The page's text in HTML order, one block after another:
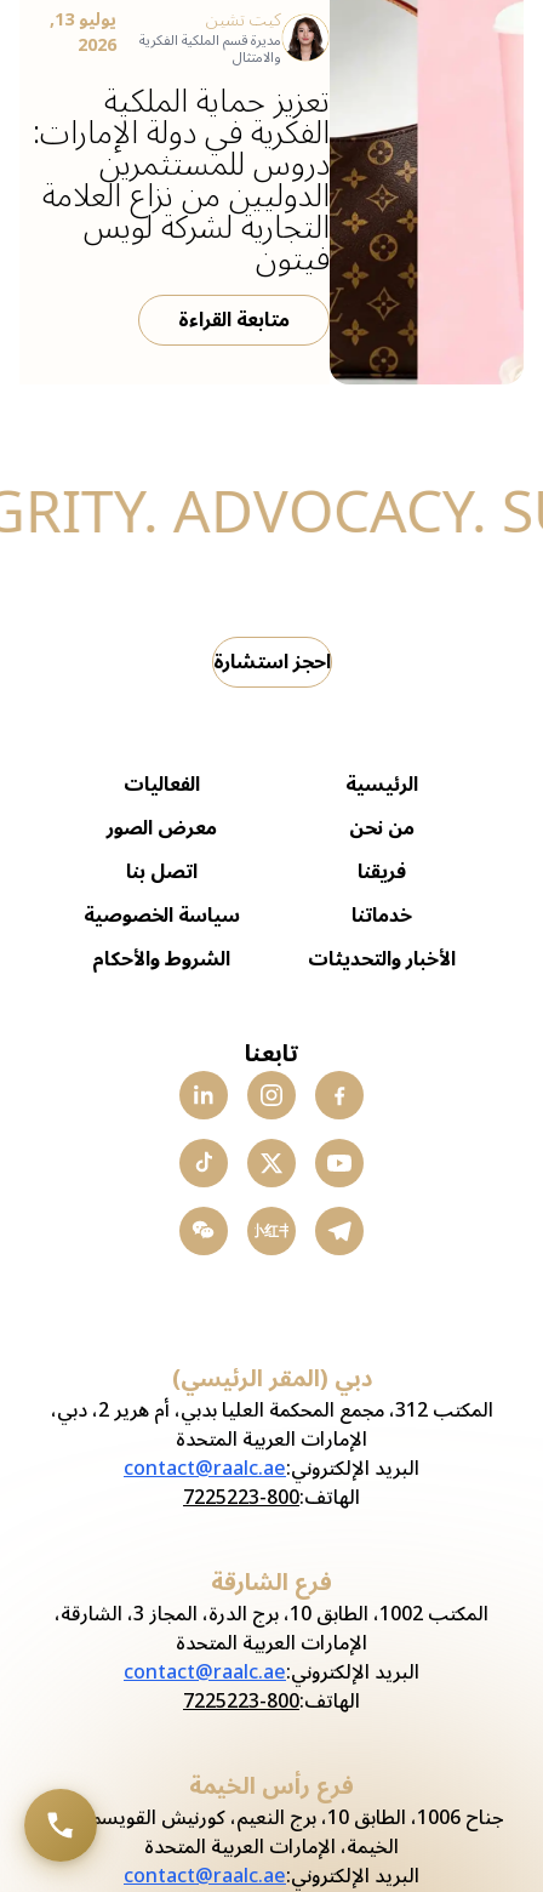
كيت تشين
مديرة قسم الملكية الفكرية
والامتثال
يوليو 13,
2026
تعزيز حماية الملكية
الفكرية في دولة الإمارات:
دروس للمستثمرين
الدوليين من نزاع العلامة
التجارية لشركة لويس
فيتون
متابعة القراءة
احجز استشارة
الرئيسية
من نحن
فريقنا
خدماتنا
الأخبار والتحديثات
الفعاليات
معرض الصور
اتصل بنا
سياسة الخصوصية
الشروط والأحكام
تابعنا
小红书
دبي (المقر الرئيسي)
المكتب 312، مجمع المحكمة العليا بدبي، أم هرير 2، دبي،
الإمارات العربية المتحدة
البريد الإلكتروني:
contact@raalc.ae
الهاتف:
800-7225223
فرع الشارقة
المكتب 1002، الطابق 10، برج الدرة، المجاز 3، الشارقة،
الإمارات العربية المتحدة
البريد الإلكتروني:
contact@raalc.ae
الهاتف:
800-7225223
فرع رأس الخيمة
جناح 1006، الطابق 10، برج النعيم، كورنيش القويسم، رأس
الخيمة، الإمارات العربية المتحدة
البريد الإلكتروني:
contact@raalc.ae